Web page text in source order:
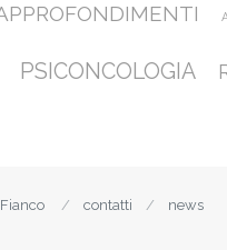
PSICONCOLOGIA
contatti news